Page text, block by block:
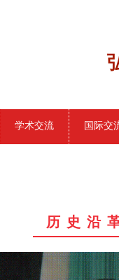
学术交流 国际交
历 史 沿